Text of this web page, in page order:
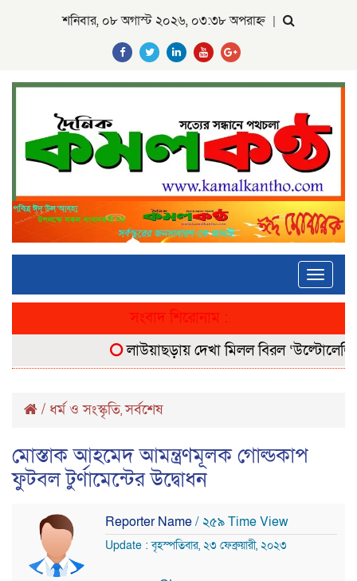
শনিবার, ০৮ অগাস্ট ২০২৬, ০৩:৩৮ অপরাহ্ন |
Toggle
সংবাদ শিরোনাম :
লাউয়াছড়ায় দেখা মিলল বিরল ‘উল্টোলেজি’
/ ধর্ম ও সংস্কৃতি,সর্বশেষ
মোস্তাক আহমেদ আমন্ত্রণমূলক গোল্ডকাপ
ফুটবল টুর্ণামেন্টের উদ্বোধন
Reporter Name/ ২৫৯ Time View
Update : বৃহস্পতিবার, ২৩ ফেব্রুয়ারী, ২০২৩